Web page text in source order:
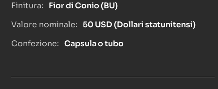
Finitura:
Fior di Conio (BU)
Valore nominale: 50 USD (Dollari statunitensi)
Confezione: Capsula o tubo